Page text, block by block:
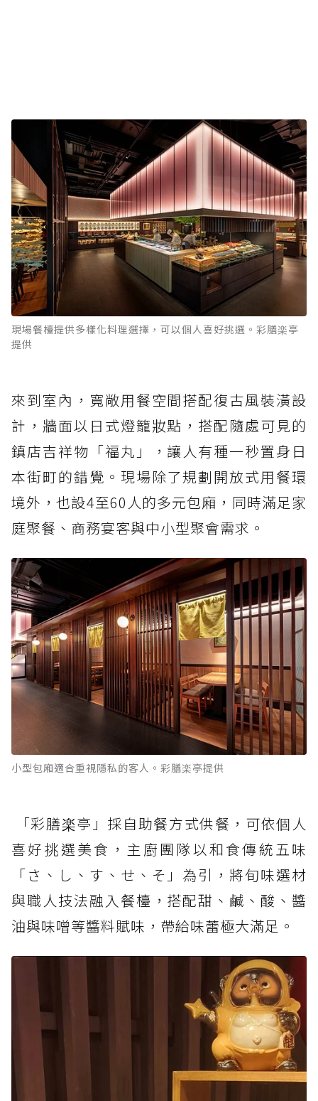
現場餐檯提供多樣化料理選擇，可以個人喜好挑選。彩膳楽亭
提供
來到室內，寬敞用餐空間搭配復古風裝潢設
計，牆面以日式燈籠妝點，搭配隨處可見的
鎮店吉祥物「福丸」，讓人有種一秒置身日
本街町的錯覺。現場除了規劃開放式用餐環
境外，也設4至60人的多元包廂，同時滿足家
庭聚餐、商務宴客與中小型聚會需求。
小型包廂適合重視隱私的客人。彩膳楽亭提供
「彩膳楽亭」採自助餐方式供餐，可依個人
喜好挑選美食，主廚團隊以和食傳統五味
「さ、し、す、せ、そ」為引，將旬味選材
與職人技法融入餐檯，搭配甜、鹹、酸、醬
油與味噌等醬料賦味，帶給味蕾極大滿足。